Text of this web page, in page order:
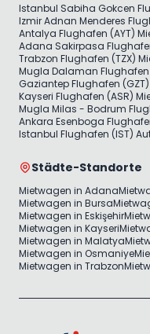
Istanbul Sabiha Gokcen
Izmir Adnan Menderes
Antalya Flughafen (AYT)
Adana Sakirpasa
Trabzon Flughafen (TZX)
Mugla Dalaman Flughafen
Gaziantep Flughafen
Kayseri Flughafen (ASR)
Mugla Milas - Bodrum
Ankara Esenboga
Istanbul Flughafen (IST)
Städte-Standorte
Mietwagen in Adana
Mietwagen in Bursa
Mietwagen in Eskişehir
Mietwagen in Kayseri
Mietwagen in Malatya
Mietwagen in Osmaniye
Mietwagen in Trabzon